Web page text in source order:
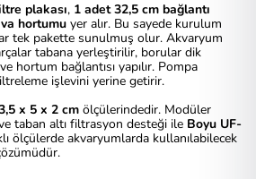
plakası, 1 adet 32,5 cm bağlantı
hortumu yer alır. Bu sayede kurulum
tek pakette sunulmuş olur. Akvaryum
tabana yerleştirilir, borular dik
hortum bağlantısı yapılır. Pompa
işlevini yerine getirir.
x 5 x 2 cm ölçülerindedir. Modüler
taban altı filtrasyon desteği ile Boyu UF-
ölçülerde akvaryumlarda kullanılabilecek